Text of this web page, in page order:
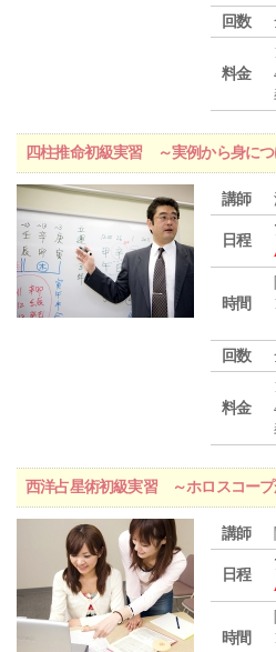
回数
料金
四柱推命初級実習 ～実例から身に
講師
日程
時間
回数
料金
西洋占星術初級実習 ～ホロスコー
講師
日程
時間